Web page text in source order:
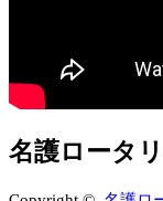
名護ロータ